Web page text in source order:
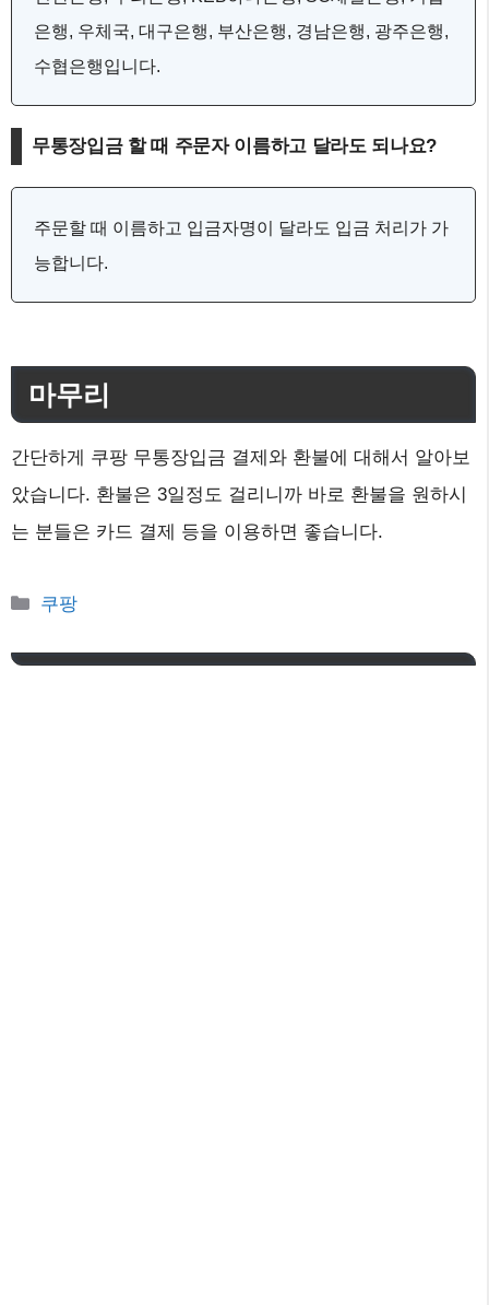
은행, 우체국, 대구은행, 부산은행, 경남은행, 광주은행,
수협은행입니다.
무통장입금 할 때 주문자 이름하고 달라도 되나요?
주문할 때 이름하고 입금자명이 달라도 입금 처리가 가
능합니다.
마무리
간단하게 쿠팡 무통장입금 결제와 환불에 대해서 알아보
았습니다. 환불은 3일정도 걸리니까 바로 환불을 원하시
는 분들은 카드 결제 등을 이용하면 좋습니다.
카
고
쿠팡